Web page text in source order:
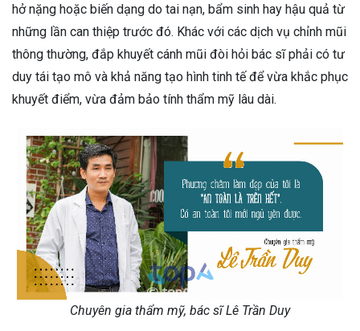
hở nặng hoặc biến dạng do tai nạn, bẩm sinh hay hậu quả từ
những lần can thiệp trước đó. Khác với các dịch vụ chỉnh mũi
thông thường, đắp khuyết cánh mũi đòi hỏi bác sĩ phải có tư
duy tái tạo mô và khả năng tạo hình tinh tế để vừa khắc phục
khuyết điểm, vừa đảm bảo tính thẩm mỹ lâu dài.
Chuyên gia thẩm mỹ, bác sĩ Lê Trần Duy